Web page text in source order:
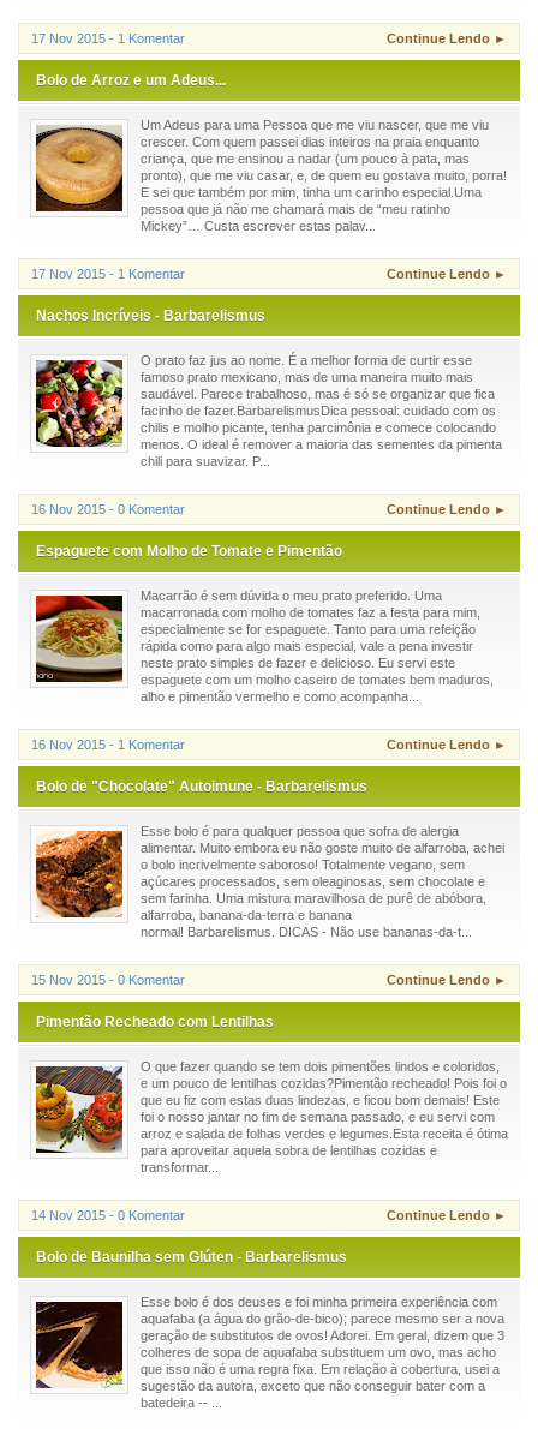
17 Nov 2015 - 1 Komentar Continue Lendo ►
Bolo de Arroz e um Adeus...
Um Adeus para uma Pessoa que me viu nascer, que me viu
crescer. Com quem passei dias inteiros na praia enquanto
criança, que me ensinou a nadar (um pouco à pata, mas
pronto), que me viu casar, e, de quem eu gostava muito, porra!
E sei que também por mim, tinha um carinho especial.Uma
pessoa que já não me chamará mais de “meu ratinho
Mickey”… Custa escrever estas palav...
17 Nov 2015 - 1 Komentar Continue Lendo ►
Nachos Incríveis - Barbarelismus
O prato faz jus ao nome. É a melhor forma de curtir esse
famoso prato mexicano, mas de uma maneira muito mais
saudável. Parece trabalhoso, mas é só se organizar que fica
facinho de fazer.BarbarelismusDica pessoal: cuidado com os
chilis e molho picante, tenha parcimônia e comece colocando
menos. O ideal é remover a maioria das sementes da pimenta
chili para suavizar. P...
16 Nov 2015 - 0 Komentar Continue Lendo ►
Espaguete com Molho de Tomate e Pimentão
Macarrão é sem dúvida o meu prato preferido. Uma
macarronada com molho de tomates faz a festa para mim,
especialmente se for espaguete. Tanto para uma refeição
rápida como para algo mais especial, vale a pena investir
neste prato simples de fazer e delicioso. Eu servi este
espaguete com um molho caseiro de tomates bem maduros,
alho e pimentão vermelho e como acompanha...
16 Nov 2015 - 1 Komentar Continue Lendo ►
Bolo de "Chocolate" Autoimune - Barbarelismus
Esse bolo é para qualquer pessoa que sofra de alergia
alimentar. Muito embora eu não goste muito de alfarroba, achei
o bolo incrivelmente saboroso! Totalmente vegano, sem
açúcares processados, sem oleaginosas, sem chocolate e
sem farinha. Uma mistura maravilhosa de purê de abóbora,
alfarroba, banana-da-terra e banana
normal! Barbarelismus. DICAS - Não use bananas-da-t...
15 Nov 2015 - 0 Komentar Continue Lendo ►
Pimentão Recheado com Lentilhas
O que fazer quando se tem dois pimentões lindos e coloridos,
e um pouco de lentilhas cozidas?Pimentão recheado! Pois foi o
que eu fiz com estas duas lindezas, e ficou bom demais! Este
foi o nosso jantar no fim de semana passado, e eu servi com
arroz e salada de folhas verdes e legumes.Esta receita é ótima
para aproveitar aquela sobra de lentilhas cozidas e
transformar...
14 Nov 2015 - 0 Komentar Continue Lendo ►
Bolo de Baunilha sem Glúten - Barbarelismus
Esse bolo é dos deuses e foi minha primeira experiência com
aquafaba (a água do grão-de-bico); parece mesmo ser a nova
geração de substitutos de ovos! Adorei. Em geral, dizem que 3
colheres de sopa de aquafaba substituem um ovo, mas acho
que isso não é uma regra fixa. Em relação à cobertura, usei a
sugestão da autora, exceto que não conseguir bater com a
batedeira -- ...